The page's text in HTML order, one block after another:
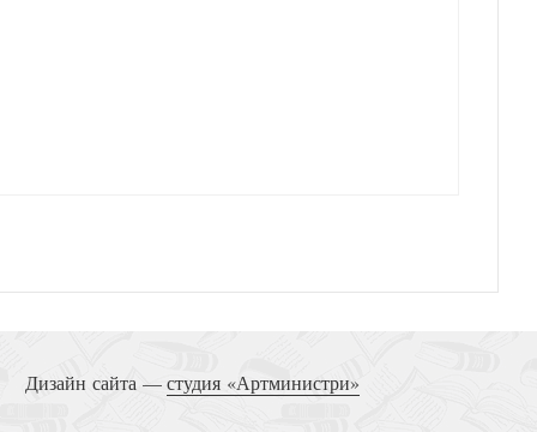
Дизайн сайта —студия «Артминистри»